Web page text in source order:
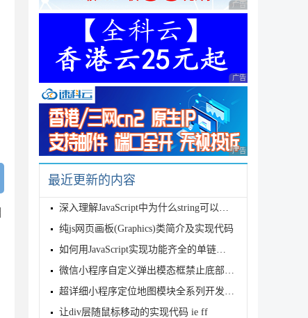
广告 商业广告，理性
广告 商业广告，理性
广告 商业广告，理性
最近更新的内容
深入理解JavaScript中为什么string可以拥有方法
纯js网页画板(Graphics)类简介及实现代码
如何用JavaScript实现功能齐全的单链表详解
微信小程序自定义弹出模态框禁止底部滚动功能
超详细小程序定位地图模块全系列开发教学
让div层随鼠标移动的实现代码 ie ff